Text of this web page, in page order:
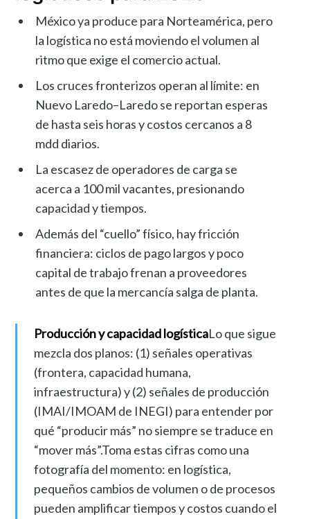
México ya produce para Norteamérica, pero
la logística no está moviendo el volumen al
ritmo que exige el comercio actual.
Los cruces fronterizos operan al límite: en
Nuevo Laredo–Laredo se reportan esperas
de hasta seis horas y costos cercanos a 8
mdd diarios.
La escasez de operadores de carga se
acerca a 100 mil vacantes, presionando
capacidad y tiempos.
Además del “cuello” físico, hay fricción
financiera: ciclos de pago largos y poco
capital de trabajo frenan a proveedores
antes de que la mercancía salga de planta.
Producción y capacidad logísticaLo que sigue
mezcla dos planos: (1) señales operativas
(frontera, capacidad humana,
infraestructura) y (2) señales de producción
(IMAI/IMOAM de INEGI) para entender por
qué “producir más” no siempre se traduce en
“mover más”.Toma estas cifras como una
fotografía del momento: en logística,
pequeños cambios de volumen o de procesos
pueden amplificar tiempos y costos cuando el